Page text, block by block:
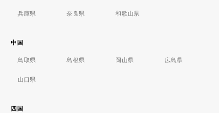
兵庫県 奈良県 和歌山県
中国
鳥取県 島根県 岡山県 広島県
山口県
四国